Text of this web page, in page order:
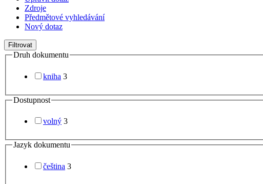
Zdroje
Předmětové vyhledávání
Nový dotaz
Filtrovat
Druh dokumentu
kniha 3
Dostupnost
volný 3
Jazyk dokumentu
čeština 3